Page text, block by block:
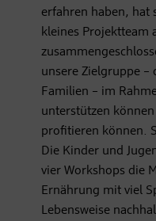
erfahren haben, hat
kleines Projektteam
unsere Zielgruppe –
Familien – im
unterstützen
profitieren können.
Die Kinder und
vier Workshops die
Ernährung mit viel
Lebensweise